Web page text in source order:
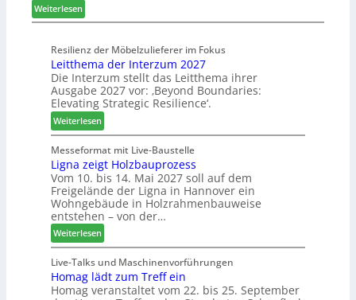
e
r
m
S
o
r
t
i
m
e
n
t
c
n
u
n
g
e
n
f
ü
r
P
l
a
n
t
a
g
Weiterlesen:
L
m
e
l
l
o
-
F
r
ä
s
e
r
u
n
d
-
V
e
Resilienz der Möbelzulieferer im Fokus
Leitthema der Interzum 2027
Die Interzum stellt das Leitthema ihrer
Ausgabe 2027 vor: ‚Beyond Boundaries:
Elevating Strategic Resilience‘.
Weiterlesen:
L
e
i
t
t
h
e
m
a
d
e
r
Messeformat mit Live-Baustelle
Ligna zeigt Holzbauprozess
Vom 10. bis 14. Mai 2027 soll auf dem
Freigelände der Ligna in Hannover ein
Wohngebäude in Holzrahmenbauweise
entstehen – von der…
Weiterlesen:
L
i
g
n
Live-Talks und Maschinenvorführungen
Homag lädt zum Treff ein
Homag veranstaltet vom 22. bis 25. September